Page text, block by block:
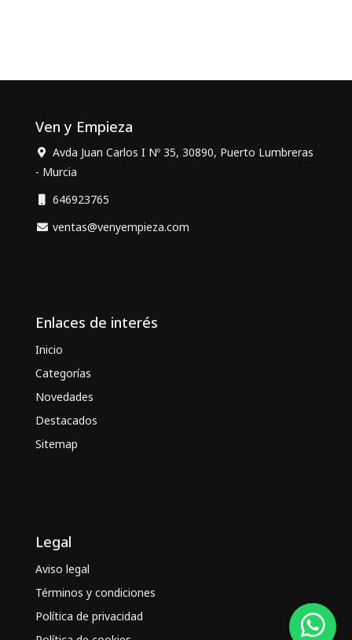
Ven y Empieza
Avda Juan Carlos I Nº 35, 30890, Puerto Lumbreras
- Murcia
646923765
ventas@venyempieza.com
Enlaces de interés
Inicio
Categorías
Novedades
Destacados
Sitemap
Legal
Aviso legal
Términos y condiciones
Política de privacidad